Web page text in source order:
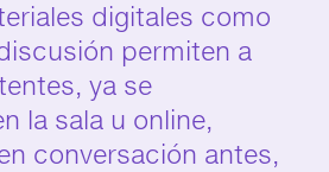
digitales como
permiten a
ya se
la sala u online,
conversación antes,